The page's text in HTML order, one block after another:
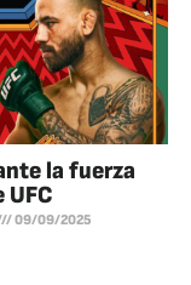
la fuerza
UFC
09/09/2025